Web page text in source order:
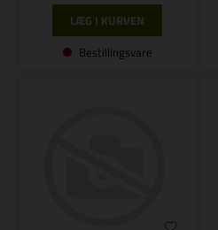
Bestillingsvare